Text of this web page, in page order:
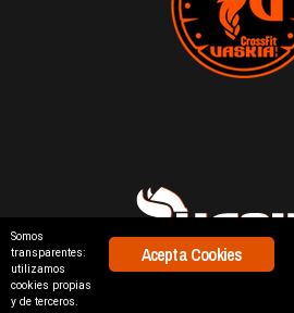
Acepta Cookies
Somos
transparentes:
utilizamos
cookies propias
y de terceros.